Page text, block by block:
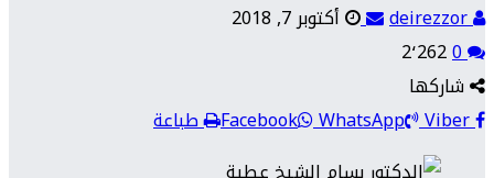
deirezzor
أكتوبر 7, 2018
0
شاركها
Facebook
WhatsApp Viber طباعة